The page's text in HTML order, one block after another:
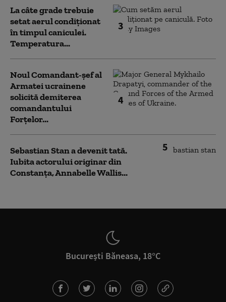
3
La câte grade trebuie
setat aerul condiționat
în timpul caniculei.
Temperatura...
4
Noul Comandant-șef al
Armatei ucrainene
solicită demiterea
comandantului
Forțelor...
5
Sebastian Stan a devenit tată.
Iubita actorului originar din
Constanța, Annabelle Wallis...
București Băneasa, 18°C